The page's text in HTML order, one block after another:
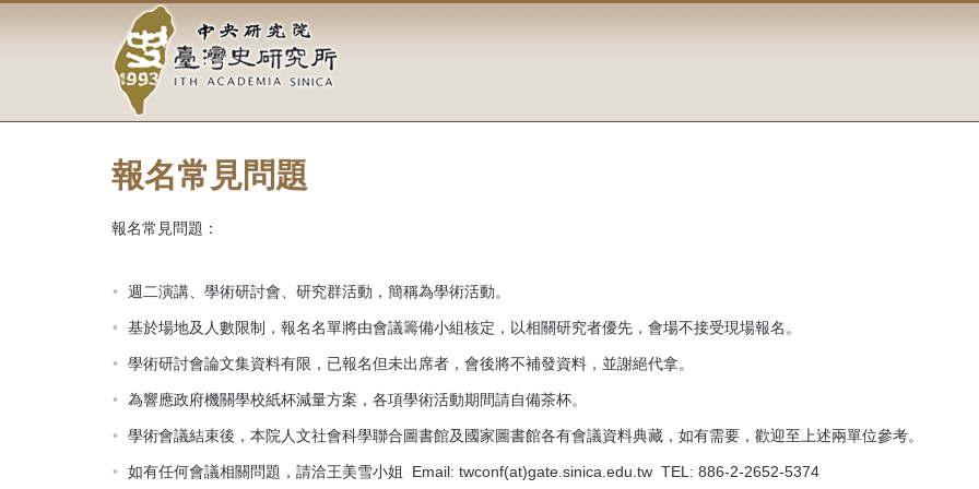
容
中
央
研
究
院-
臺
灣
史
研
究
所-
報名常見問題
報名常見問題：
週二演講、學術研討會、研究群活動，簡稱為學術活動。
基於場地及人數限制，報名名單將由會議籌備小組核定，以相關研究者優先，會場不接受現場報名。
學術研討會論文集資料有限，已報名但未出席者，會後將不補發資料，並謝絕代拿。
為響應政府機關學校紙杯減量方案，各項學術活動期間請自備茶杯。
學術會議結束後，本院人文社會科學聯合圖書館及國家圖書館各有會議資料典藏，如有需要，歡迎至上述兩單位參考。
如有任何會議相關問題，請洽王美雪小姐 Email: twconf(at)gate.sinica.edu.tw TEL: 886-2-2652-5374